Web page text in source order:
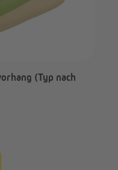
(Typ nach